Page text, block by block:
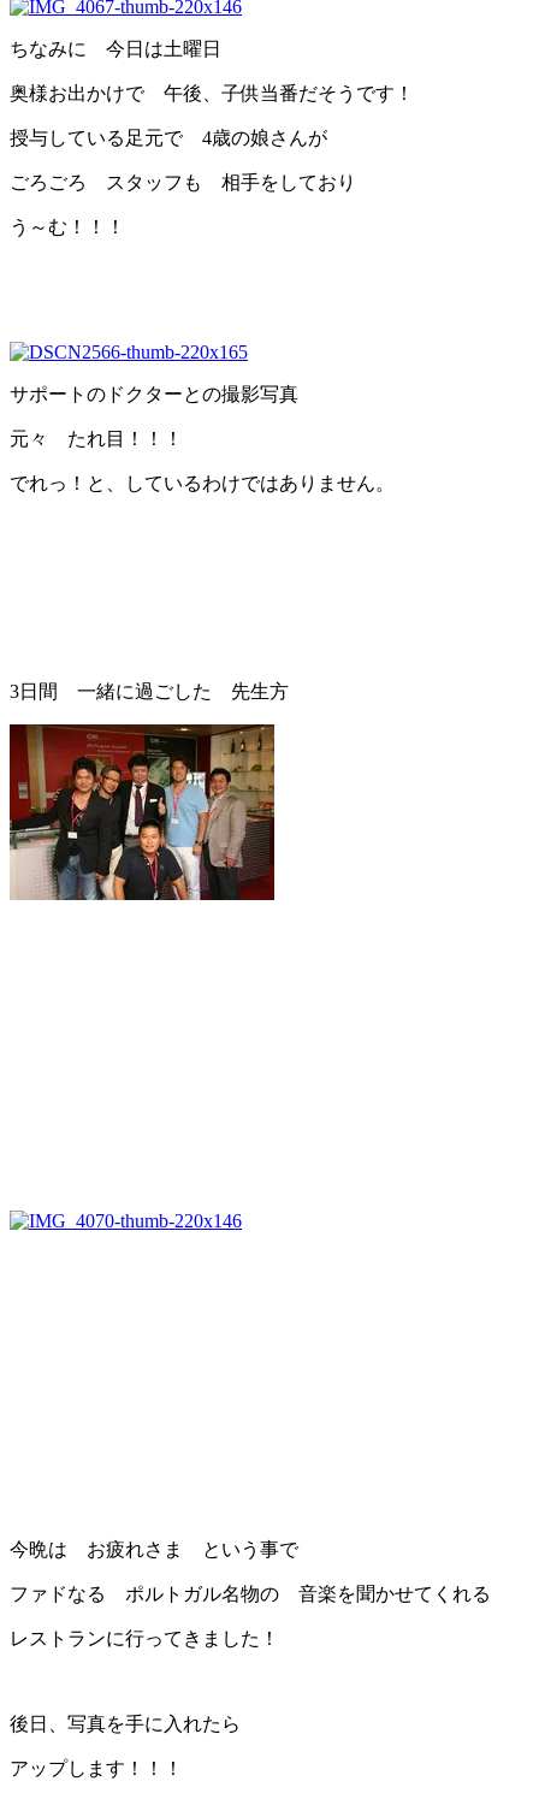
ちなみに 今日は土曜日
奥様お出かけで 午後、子供当番だそうです！
授与している足元で 4歳の娘さんが
ごろごろ スタッフも 相手をしており
う～む！！！
サポートのドクターとの撮影写真
元々 たれ目！！！
でれっ！と、しているわけではありません。
3日間 一緒に過ごした 先生方
今晩は お疲れさま という事で
ファドなる ポルトガル名物の 音楽を聞かせてくれる
レストランに行ってきました！
後日、写真を手に入れたら
アップします！！！